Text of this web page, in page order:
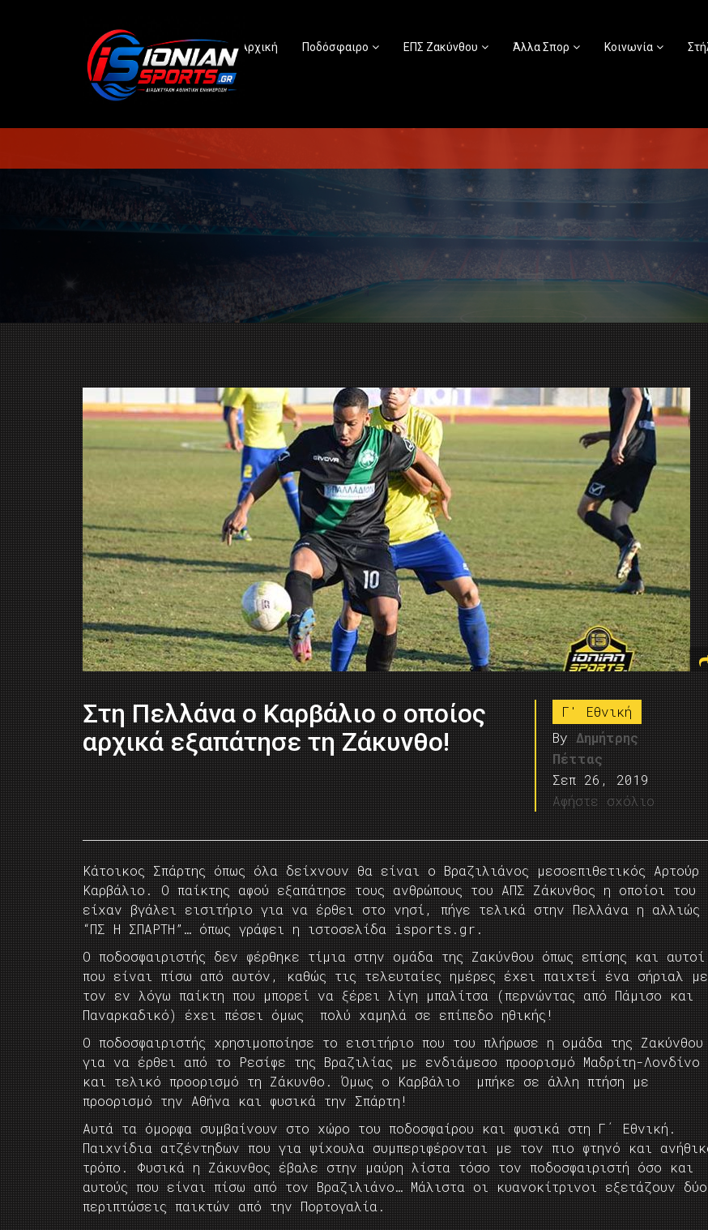
Αρχική Ποδόσφαιρο ΕΠΣ Ζακύνθου Άλλα Σπορ Κοινωνία
Στη Πελλάνα ο Καρβάλιο ο οποίος
αρχικά εξαπάτησε τη Ζάκυνθο!
Γ' Εθνική
By Δημήτρης
Πέττας
Σεπ 26, 2019
Αφήστε σχόλιο
Κάτοικος Σπάρτης όπως όλα δείχνουν θα είναι ο Βραζιλιάνος μεσοεπιθετικός Αρτούρ
Καρβάλιο. Ο παίκτης αφού εξαπάτησε τους ανθρώπους του ΑΠΣ Ζάκυνθος η οποίοι του
είχαν βγάλει εισιτήριο για να έρθει στο νησί, πήγε τελικά στην Πελλάνα η αλλιώς
“ΠΣ Η ΣΠΑΡΤΗ”… όπως γράφει η ιστοσελίδα isports.gr.
Ο ποδοσφαιριστής δεν φέρθηκε τίμια στην ομάδα της Ζακύνθου όπως επίσης και αυτοί
που είναι πίσω από αυτόν, καθώς τις τελευταίες ημέρες έχει παιχτεί ένα σήριαλ με
τον εν λόγω παίκτη που μπορεί να ξέρει λίγη μπαλίτσα (περνώντας από Πάμισο και
Παναρκαδικό) έχει πέσει όμως πολύ χαμηλά σε επίπεδο ηθικής!
Ο ποδοσφαιριστής χρησιμοποίησε το εισιτήριο που του πλήρωσε η ομάδα της Ζακύνθου
για να έρθει από το Ρεσίφε της Βραζιλίας με ενδιάμεσο προορισμό Μαδρίτη-Λονδίνο
και τελικό προορισμό τη Ζάκυνθο. Όμως ο Καρβάλιο μπήκε σε άλλη πτήση με
προορισμό την Αθήνα και φυσικά την Σπάρτη!
Αυτά τα όμορφα συμβαίνουν στο χώρο του ποδοσφαίρου και φυσικά στη Γ΄ Εθνική.
Παιχνίδια ατζέντηδων που για ψίχουλα συμπεριφέρονται με τον πιο φτηνό και
τρόπο. Φυσικά η Ζάκυνθος έβαλε στην μαύρη λίστα τόσο τον ποδοσφαιριστή όσο και
αυτούς που είναι πίσω από τον Βραζιλιάνο… Μάλιστα οι κυανοκίτρινοι εξετάζουν δύο
περιπτώσεις παικτών από την Πορτογαλία.